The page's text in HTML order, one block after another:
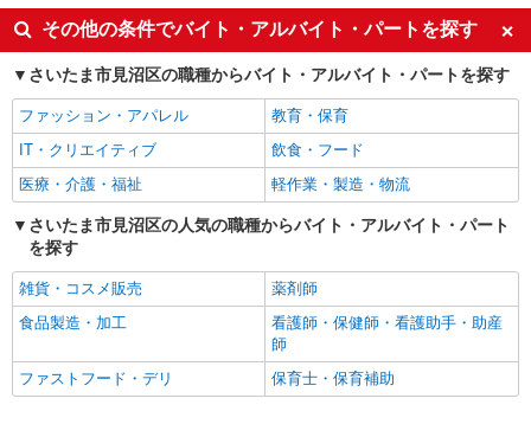
即日勤務OK
履歴書不要
Web面接OK
未経験歓迎
ミドル（40代～）活躍中
英語が活かせる
語学力を活かせる（英語以外）
高収入・高額
ボーナス・賞与あり
昇給あり
日払い
週払い
10時～勤務OK
髪型・髪色自由
ネイルOK
車通勤OK
バイク通勤OK
交通費支給
社会保険あり
入社祝い金あり
各種手当（家族・役職・インセン
ティブなど）あり
その他の条件でバイト・アルバイト・パートを探す
さいたま市見沼区の職種からバイト・アルバイト・パートを探す
ファッション・アパレル
教育・保育
IT・クリエイティブ
飲食・フード
医療・介護・福祉
軽作業・製造・物流
さいたま市見沼区の人気の職種からバイト・アルバイト・パート
を探す
雑貨・コスメ販売
薬剤師
食品製造・加工
看護師・保健師・看護助手・助産
師
ファストフード・デリ
保育士・保育補助